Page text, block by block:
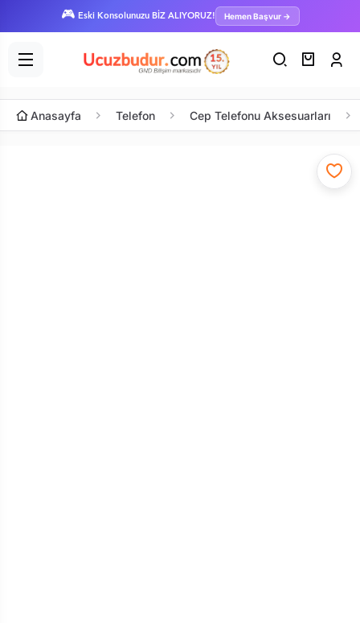
🎮 Eski Konsolunuzu BİZ ALIYORUZ! Hemen Başvur →
Anasayfa Telefon Cep Telefonu Aksesuarları